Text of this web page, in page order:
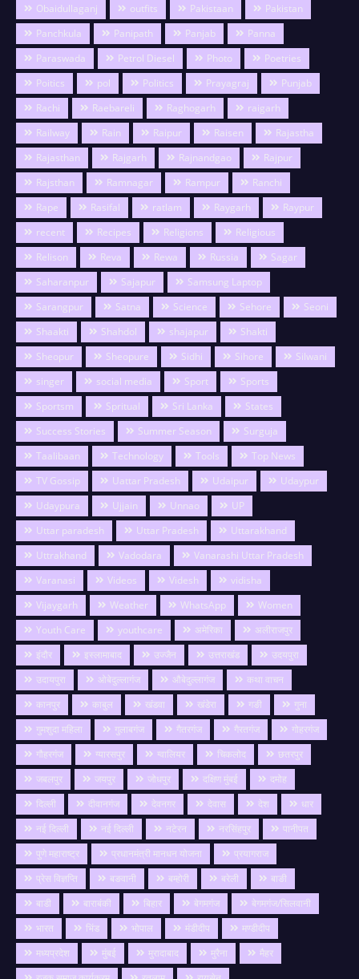
Obaidullaganj
outfits Pakistaan
Pakistan
Panchkula
Panipath Panjab
Panna
Paraswada
Petrol Diesel Photo
Poetries
Poitics
pol Politics Prayagraj
Punjab
Rachi
Raebareli Raghogarh
raigarh
Railway
Rain Raipur Raisen
Rajastha
Rajasthan
Rajgarh Rajnandgao
Rajpur
Rajsthan
Ramnagar Rampur
Ranchi
Rape
Rasifal ratlam Raygarh
Raypur
recent
Recipes Religions
Religious
Relison
Reva Rewa Russia
Sagar
Saharanpur
Sajapur
Samsung Laptop
Sarangpur
Satna Science Sehore
Seoni
Shaakti
Shahdol shajapur
Shakti
Sheopur
Sheopure Sidhi Sihore
Silwani
singer
social media Sport
Sports
Sportsm
Spritual Sri Lanka
States
Success Stories
Summer Season
Surguja
Taalibaan
Technology Tools
Top News
TV Gossip
Uattar Pradesh Udaipur
Udaypur
Udaypura
Ujjain Unnao
UP
Uttar paradesh
Uttar Pradesh
Uttarakhand
Uttrakhand
Vadodara
Vanarashi Uttar Pradesh
Varanasi
Videos Videsh
vidisha
Vijaygarh
Weather WhatsApp
Women
Youth Care
youthcare अमेरिका
अलीराजपुर
इंदौर
इस्लामाबाद उज्जैन उत्तराखंड
उदयपुरा
उदायपुरा
ओबेदुल्लागंज औबेदुल्लागंज
कथा वाचन
कानपुर
काबुल खंडवा खंडेरा गङी
गुना
गुमशुदा महिला
गुलाबगंज गैतरगंज गैरतगंज
गोहरगंज
गौहरगंज
ग्यारसपुर ग्वालियर चिकलोद
छतरपुर
जबलपुर
जयपुर जोधपुर दक्षिण मुंबई
दमोह
दिल्ली
दीवानगंज देवनगर देवास देश
धार
नई दिल्ली
नई दिल्ली नटेरन नरसिंहपुर
पानीपत
पुणे महाराष्ट्र
प्रधानमंत्री मानधन योजना
प्रयागराज
प्रेस विज्ञप्ति
बङवानी बम्होरी बरेली
बाङी
बाडी
बाराबंकी बिहार बेगमगंज
बेगमगंज/सिलवानी
भारत
भिंड भोपाल मंडीदीप
मण्डीदीप
मध्यप्रदेश
मुंबई मुरादाबाद मुरैना
मैहर